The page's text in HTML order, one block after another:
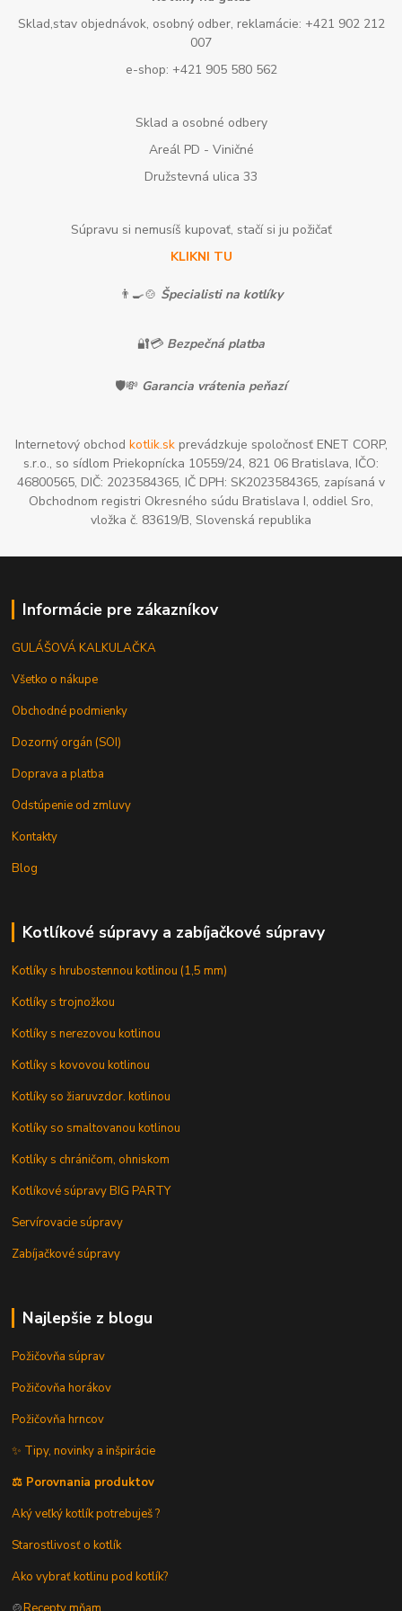
Sklad,stav objednávok, osobný odber, reklamácie: +421 902 212
007
e-shop: +421 905 580 562
Sklad a osobné odbery
Areál PD - Viničné
Družstevná ulica 33
Súpravu si nemusíš kupovať, stačí si ju požičať
KLIKNI TU
👨‍🍳🍲 Špecialisti na kotlíky
🔐💳 Bezpečná platba
🛡️💸 Garancia vrátenia peňazí
Internetový obchod kotlik.skprevádzkuje spoločnosť ENET CORP,
s.r.o., so sídlom Priekopnícka 10559/24, 821 06 Bratislava, IČO:
46800565, DIČ: 2023584365, IČ DPH: SK2023584365, zapísaná v
Obchodnom registri Okresného súdu Bratislava I, oddiel Sro,
vložka č. 83619/B, Slovenská republika
Informácie pre zákazníkov
GULÁŠOVÁ KALKULAČKA
Všetko o nákupe
Obchodné podmienky
Dozorný orgán (SOI)
Doprava a platba
Odstúpenie od zmluvy
Kontakty
Blog
Kotlíkové súpravy a zabíjačkové súpravy
Kotlíky s hrubostennou kotlinou (1,5 mm)
Kotlíky s trojnožkou
Kotlíky s nerezovou kotlinou
Kotlíky s kovovou kotlinou
Kotlíky so žiaruvzdor. kotlinou
Kotlíky so smaltovanou kotlinou
Kotlíky s chráničom, ohniskom
Kotlíkové súpravy BIG PARTY
Servírovacie súpravy
Zabíjačkové súpravy
Najlepšie z blogu
Požičovňa súprav
Požičovňa horákov
Požičovňa hrncov
✨ Tipy, novinky a inšpirácie
⚖️ Porovnania produktov
Aký veľký kotlík potrebuješ ?
Starostlivosť o kotlík
Ako vybrať kotlinu pod kotlík?